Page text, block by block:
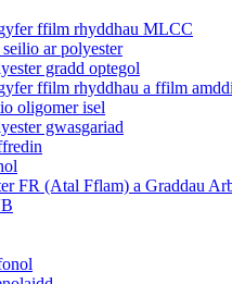
ffilm rhyddhau MLCC
ar polyester
gradd optegol
ffilm rhyddhau a ffilm
oligomer isel
gwasgariad
FR (Atal Fflam) a Graddau